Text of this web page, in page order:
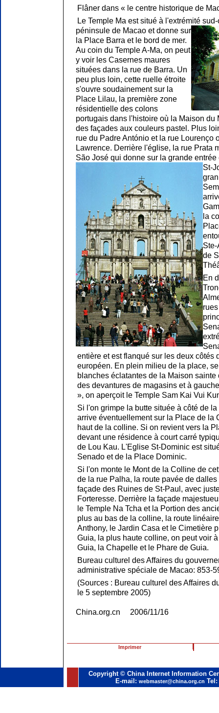
Flâner dans « le centre historique de
Le Temple Ma est situé à l'extrémité
péninsule de Macao et donne sur
la Place Barra et le bord de mer.
Au coin du Temple A-Ma, on peut
y voir les Casernes maures
situées dans la rue de Barra. Un
peu plus loin, cette ruelle étroite
s'ouvre soudainement sur la
Place Lilau, la première zone
résidentielle des colons
portugais dans l'histoire où la Maison du
des façades aux couleurs pastel. Plus
rue du Padre António et la rue Lourenço
Lawrence. Derrière l'église, la rue Prata
São José qui donne sur la grande
St-
la
de
En
entière et est flanqué sur les deux côtés
européen. En plein milieu de la place,
blanches éclatantes de la Maison
des devantures de magasins et à
», on aperçoit le Temple Sam Kai Vui
Si l'on grimpe la butte située à côté de
arrive éventuellement sur la Place de la
haut de la colline. Si on revient vers la
devant une résidence à court carré
de Lou Kau. L'Eglise St-Dominic est
Senado et de la Place Dominic.
Si l'on monte le Mont de la Colline de
de la rue Palha, la route pavée de
façade des Ruines de St-Paul, avec
Forteresse. Derrière la façade
le Temple Na Tcha et la Portion des
plus au bas de la colline, la route
Anthony, le Jardin Casa et le Cimetière
Guia, la plus haute colline, on peut voir
Guia, la Chapelle et le Phare de Guia.
Bureau culturel des Affaires du
administrative spéciale de Macao: 853-
(Sources : Bureau culturel des Affaires
le 5 septembre 2005)
China.org.cn 2006/11/16
Imprimer
Copyright © China Internet Information
E-mail: webmaster@china.org.cn Tel: